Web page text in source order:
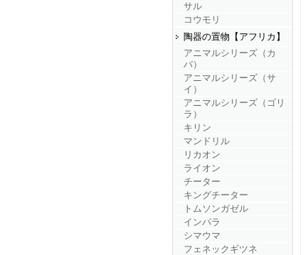
サル
コウモリ
陶器の置物【アフリカ】
アニマルシリーズ（カ
バ）
アニマルシリーズ（サ
イ）
アニマルシリーズ（ゴリ
ラ）
キリン
マンドリル
リカオン
ライオン
チーター
キングチーター
トムソンガゼル
インパラ
シマウマ
フェネックギツネ